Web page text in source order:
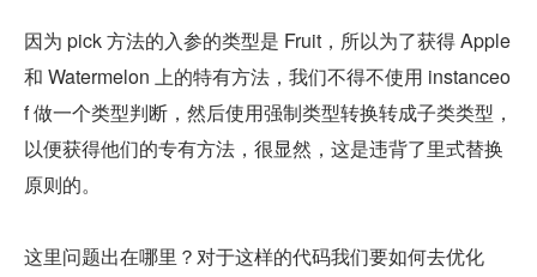
因为 pick 方法的入参的类型是 Fruit，所以为了获得 Apple
和 Watermelon 上的特有方法，我们不得不使用 instanceo
f 做一个类型判断，然后使用强制类型转换转成子类类型，
以便获得他们的专有方法，很显然，这是违背了里式替换
原则的。
这里问题出在哪里？对于这样的代码我们要如何去优化